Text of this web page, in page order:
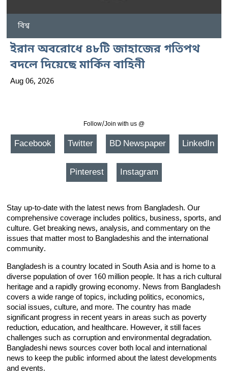
বিশ্ব
ইরান অবরোধে ৪৮টি জাহাজের গতিপথ
বদলে দিয়েছে মার্কিন বাহিনী
Aug 06, 2026
Follow/Join with us @
Facebook Twitter BD Newspaper LinkedIn
Pinterest Instagram
Stay up-to-date with the latest news from Bangladesh. Our
comprehensive coverage includes politics, business, sports, and
culture. Get breaking news, analysis, and commentary on the
issues that matter most to Bangladeshis and the international
community.
Bangladesh is a country located in South Asia and is home to a
diverse population of over 160 million people. It has a rich cultural
heritage and a rapidly growing economy. News from Bangladesh
covers a wide range of topics, including politics, economics,
social issues, culture, and more. The country has made
significant progress in recent years in areas such as poverty
reduction, education, and healthcare. However, it still faces
challenges such as corruption and environmental degradation.
Bangladeshi news sources cover both local and international
news to keep the public informed about the latest developments
and events.